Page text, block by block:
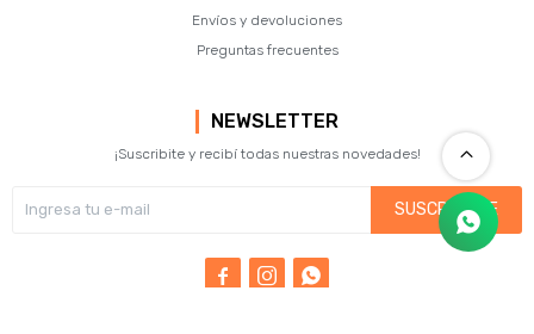
Envíos y devoluciones
Preguntas frecuentes
NEWSLETTER
¡Suscribite y recibí todas nuestras novedades!
SUSCRIBIRME
  